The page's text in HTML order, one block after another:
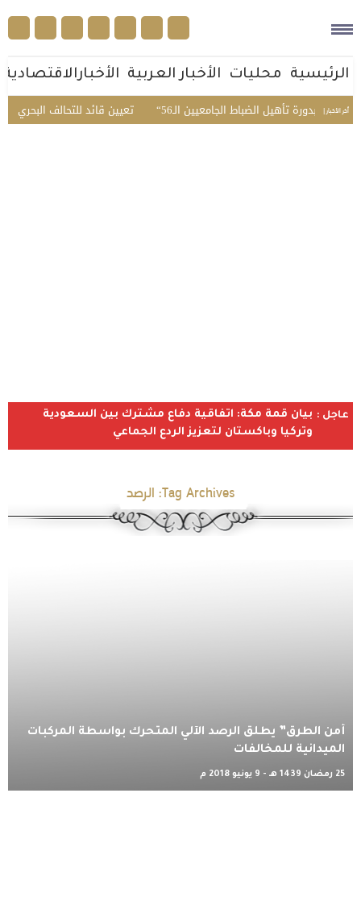
الرئيسية محليات الأخبار العربية الأخبارالاقتصادية
أخر الأخبار | تعيين قائد للتحالف البحري بدورة تأهيل الضباط الجامعيين الـ56
عاجل : بيان قمة مكة: اتفاقية دفاع مشترك بين السعودية
وتركيا وباكستان لتعزيز الردع الجماعي
Tag Archives: الرصد
أمن الطرق” يطلق الرصد الآلي المتحرك بواسطة المركبات
الميدانية للمخالفات
25 رمضان 1439 هـ - 9 يونيو 2018 م